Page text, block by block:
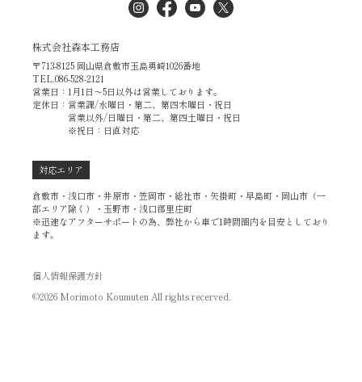
株式会社森本工務店
〒713-8125 岡山県倉敷市玉島勇崎1026番地
TEL.086-528-2121
営業日：1月1日～5日以外は営業しております。
定休日：営業課/水曜日・第二、第四木曜日・祝日
営業以外/日曜日・第二、第四土曜日・祝日
※祝日：日直対応
対応エリア
倉敷市・浅口市・井原市・笠岡市・総社市・矢掛町・早島町・岡山市（一
部エリア除く）・玉野市・浅口郡里庄町
※迅速なアフターサポートの為、弊社から車で1時間圏内を目安としており
ます。
個人情報保護方針
©2026 Morimoto Koumuten All rights recerved.